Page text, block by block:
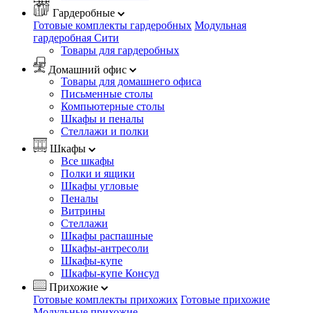
Гардеробные
Готовые комплекты гардеробных Модульная
гардеробная Сити
Товары для гардеробных
Домашний офис
Товары для домашнего офиса
Письменные столы
Компьютерные столы
Шкафы и пеналы
Стеллажи и полки
Шкафы
Все шкафы
Полки и ящики
Шкафы угловые
Пеналы
Витрины
Стеллажи
Шкафы распашные
Шкафы-антресоли
Шкафы-купе
Шкафы-купе Консул
Прихожие
Готовые комплекты прихожих Готовые прихожие